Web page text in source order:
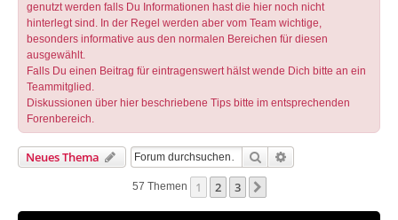
genutzt werden falls Du Informationen hast die hier noch nicht
hinterlegt sind. In der Regel werden aber vom Team wichtige,
besonders informative aus den normalen Bereichen für diesen
ausgewählt.
Falls Du einen Beitrag für eintragenswert hälst wende Dich bitte an ein
Teammitglied.
Diskussionen über hier beschriebene Tips bitte im entsprechenden
Forenbereich.
Neues Thema Suche
57 Themen 1 2 3